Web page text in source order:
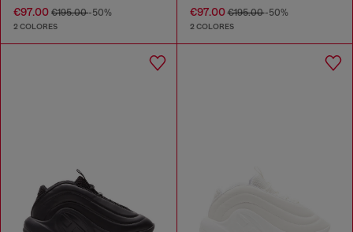
€97.00 €195.00-50%
2 COLORES
€97.00€195.00-50%
2 COLORES